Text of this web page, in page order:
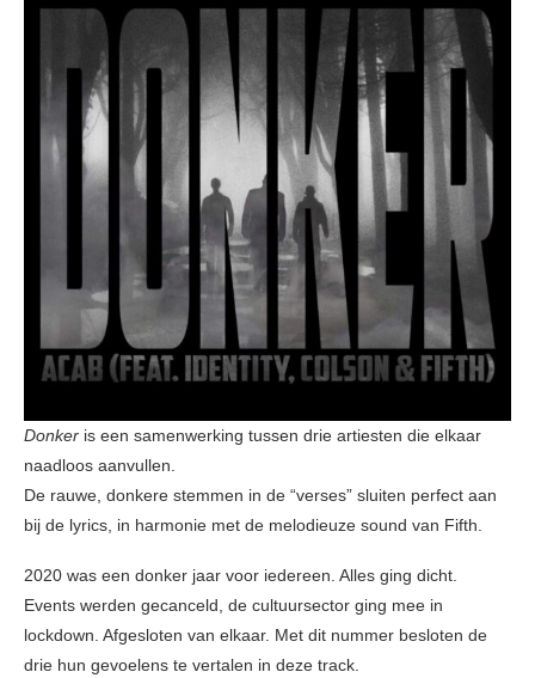
Donker is een samenwerking tussen drie artiesten die elkaar
naadloos aanvullen.
De rauwe, donkere stemmen in de “verses” sluiten perfect aan
bij de lyrics, in harmonie met de melodieuze sound van Fifth.
2020 was een donker jaar voor iedereen. Alles ging dicht.
Events werden gecanceld, de cultuursector ging mee in
lockdown. Afgesloten van elkaar. Met dit nummer besloten de
drie hun gevoelens te vertalen in deze track.